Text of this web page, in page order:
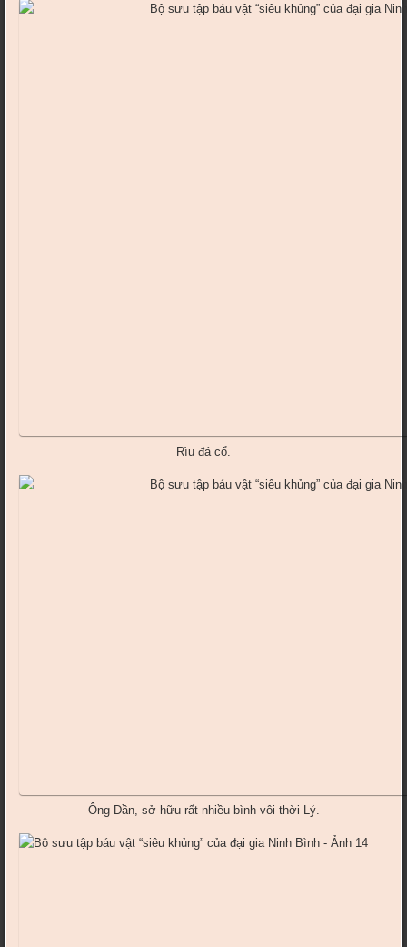
Rìu đá cổ.
Ông Dần, sở hữu rất nhiều bình vôi thời Lý.